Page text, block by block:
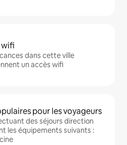
dans cette ville
un accès wifi
pour les voyageurs
des séjours direction
les équipements suivants :